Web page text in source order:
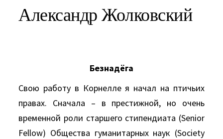
Александр Жолковский
Безнадёга
Свою работу в Корнелле я начал на птичьих
правах. Сначала – в престижной, но очень
временной роли старшего стипендиата (Senior
Fellow) Общества гуманитарных наук (Society